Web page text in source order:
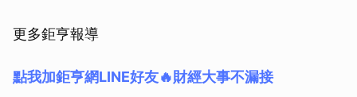
更多鉅亨報導
點我加鉅亨網LINE好友🔥財經大事不漏接